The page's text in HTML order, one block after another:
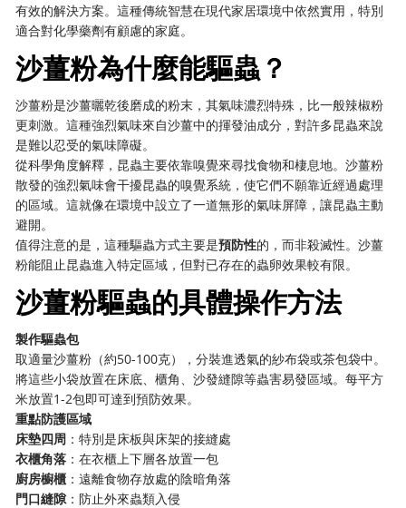
有效的解決方案。這種傳統智慧在現代家居環境中依然實用，特別
適合對化學藥劑有顧慮的家庭。
沙薑粉為什麼能驅蟲？
沙薑粉是沙薑曬乾後磨成的粉末，其氣味濃烈特殊，比一般辣椒粉
更刺激。這種強烈氣味來自沙薑中的揮發油成分，對許多昆蟲來說
是難以忍受的氣味障礙。
從科學角度解釋，昆蟲主要依靠嗅覺來尋找食物和棲息地。沙薑粉
散發的強烈氣味會干擾昆蟲的嗅覺系統，使它們不願靠近經過處理
的區域。這就像在環境中設立了一道無形的氣味屏障，讓昆蟲主動
避開。
值得注意的是，這種驅蟲方式主要是預防性的，而非殺滅性。沙薑
粉能阻止昆蟲進入特定區域，但對已存在的蟲卵效果較有限。
沙薑粉驅蟲的具體操作方法
製作驅蟲包
取適量沙薑粉（約50-100克），分裝進透氣的紗布袋或茶包袋中。
將這些小袋放置在床底、櫃角、沙發縫隙等蟲害易發區域。每平方
米放置1-2包即可達到預防效果。
重點防護區域
床墊四周 ：特別是床板與床架的接縫處
衣櫃角落 ：在衣櫃上下層各放置一包
廚房櫥櫃 ：遠離食物存放處的陰暗角落
門口縫隙：防止外來蟲類入侵